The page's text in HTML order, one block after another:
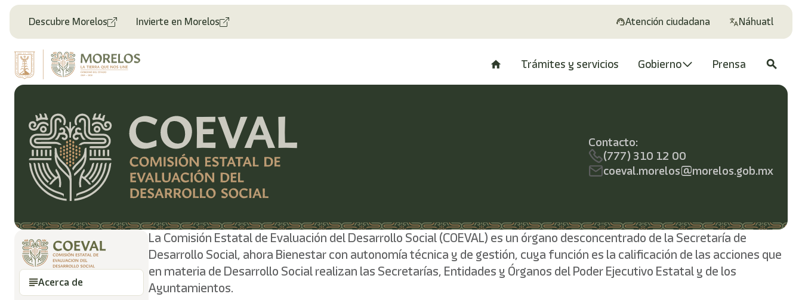
Descubre Morelos Invierte en Morelos Atención ciudadana Náhuatl
Trámites y servicios Gobierno Prensa search
Contacto:
(777) 310 12 00
coeval.morelos@morelos.gob.mx
Acerca de
La Comisión Estatal de Evaluación del Desarrollo Social (COEVAL) es un órgano desconcentrado de la Secretaría de
Desarrollo Social, ahora Bienestar con autonomía técnica y de gestión, cuya función es la calificación de las acciones que
en materia de Desarrollo Social realizan las Secretarías, Entidades y Órganos del Poder Ejecutivo Estatal y de los
Ayuntamientos.